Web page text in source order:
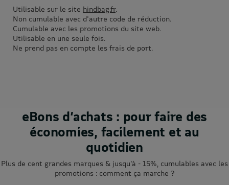
Utilisable sur le site hindbag.fr.
Non cumulable avec d'autre code de réduction.
Cumulable avec les promotions du site web.
Utilisable en une seule fois.
Ne prend pas en compte les frais de port.
eBons d’achats : pour faire des
économies, facilement et au
quotidien
Plus de cent grandes marques & jusqu’à - 15%, cumulables avec les
promotions : comment ça marche ?